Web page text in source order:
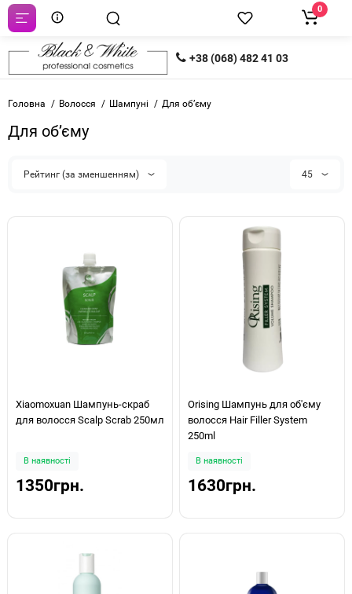
+38 (068) 482 41 03
0
Головна Волосся Шампуні Для об’єму
Для об’єму
Рейтинг (за зменшенням) 45
Xiaomoxuan Шампунь-скраб
для волосся Scalp Scrab 250мл
В наявності
1350грн.
Orising Шампунь для об'єму
волосся Hair Filler System
250ml
В наявності
1630грн.